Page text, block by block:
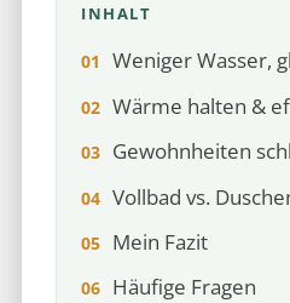
INHALT
Weniger Wasser,
Wärme halten &
Gewohnheiten
Vollbad vs.
Mein Fazit
Häufige Fragen